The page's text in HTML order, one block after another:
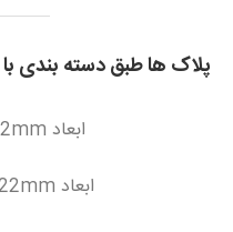
پلاک ها طبق دسته بندی با
ابعاد
ابعاد